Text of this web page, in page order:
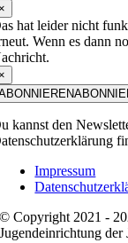
hat leider nicht
Wenn es dann
kannst den
Impressum
© Copyright 2021 -
Jugendeinrichtung